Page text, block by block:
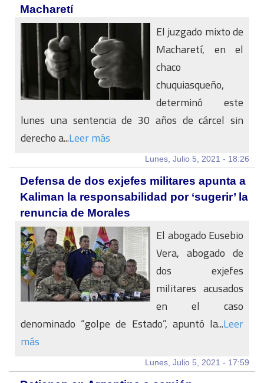
Macharetí
El juzgado mixto de
Macharetí, en el
chaco
chuquiasqueño,
determinó este
lunes una sentencia de 30 años de cárcel sin
derecho a...Leer más
Lunes, Julio 5, 2021 - 18:26
Defensa de dos exjefes militares apunta a
Kaliman la responsabilidad por ‘sugerir’ la
renuncia de Morales
El abogado Eusebio
Vera, abogado de
dos exjefes
militares acusados
en el caso
denominado “golpe de Estado”, apuntó la...Leer
más
Lunes, Julio 5, 2021 - 17:59